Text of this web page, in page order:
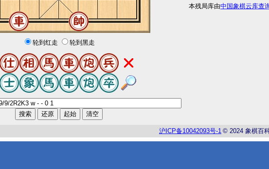
轮到红走 轮到黑走
本残局库由中国象棋云库查
沪 ICP备10042093号-1 © 2024 象棋百